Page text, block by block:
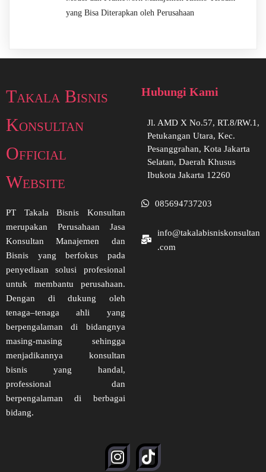
yang Bisa Diterapkan oleh Perusahaan
Takala Bisnis
Konsultan
Official
Website
PT Takala Bisnis Konsultan
merupakan Perusahaan Jasa
Konsultan Manajemen dan
Bisnis yang berfokus pada
penyediaan solusi profesional
untuk membantu perusahaan.
Dengan di dukung oleh
tenaga–tenaga ahli yang
berpengalaman di bidangnya
masing-masing sehingga
menjadikannya konsultan
bisnis yang handal,
professional dan
berpengalaman di berbagai
bidang.
Hubungi Kami
Jl. AMD X No.57, RT.8/RW.1,
Petukangan Utara, Kec.
Pesanggrahan, Kota Jakarta
Selatan, Daerah Khusus
Ibukota Jakarta 12260
085694737203
info@takalabisniskonsultan
.com